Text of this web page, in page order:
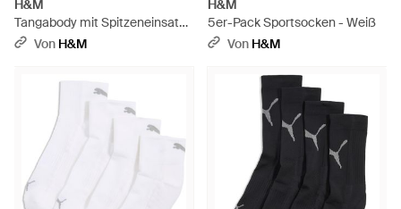
H&M
Tangabody mit Spitzeneinsatz -
BlauVon H&M
H&M
5er-Pack Sportsocken - Weiß
Von H&M